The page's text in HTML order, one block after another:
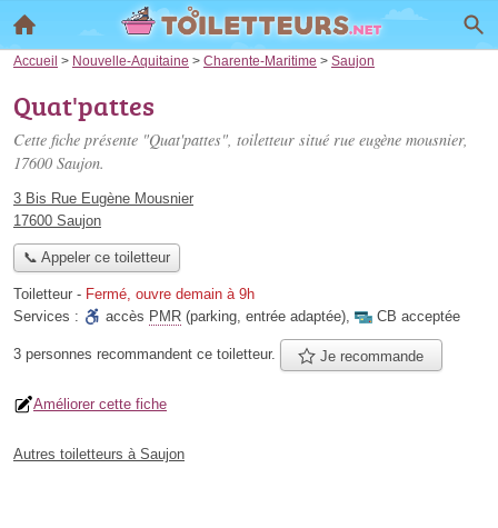
Accueil > Nouvelle-Aquitaine > Charente-Maritime > Saujon
Quat'pattes
Cette fiche présente "Quat'pattes", toiletteur situé rue eugène mousnier,
17600 Saujon.
3 Bis Rue Eugène Mousnier
17600 Saujon
📞 Appeler ce toiletteur
Toiletteur - Fermé, ouvre demain à 9h
Services :
accès PMR (parking, entrée adaptée), CB acceptée
3 personnes recommandent ce toiletteur. Je recommande
Améliorer cette fiche
Autres toiletteurs à Saujon